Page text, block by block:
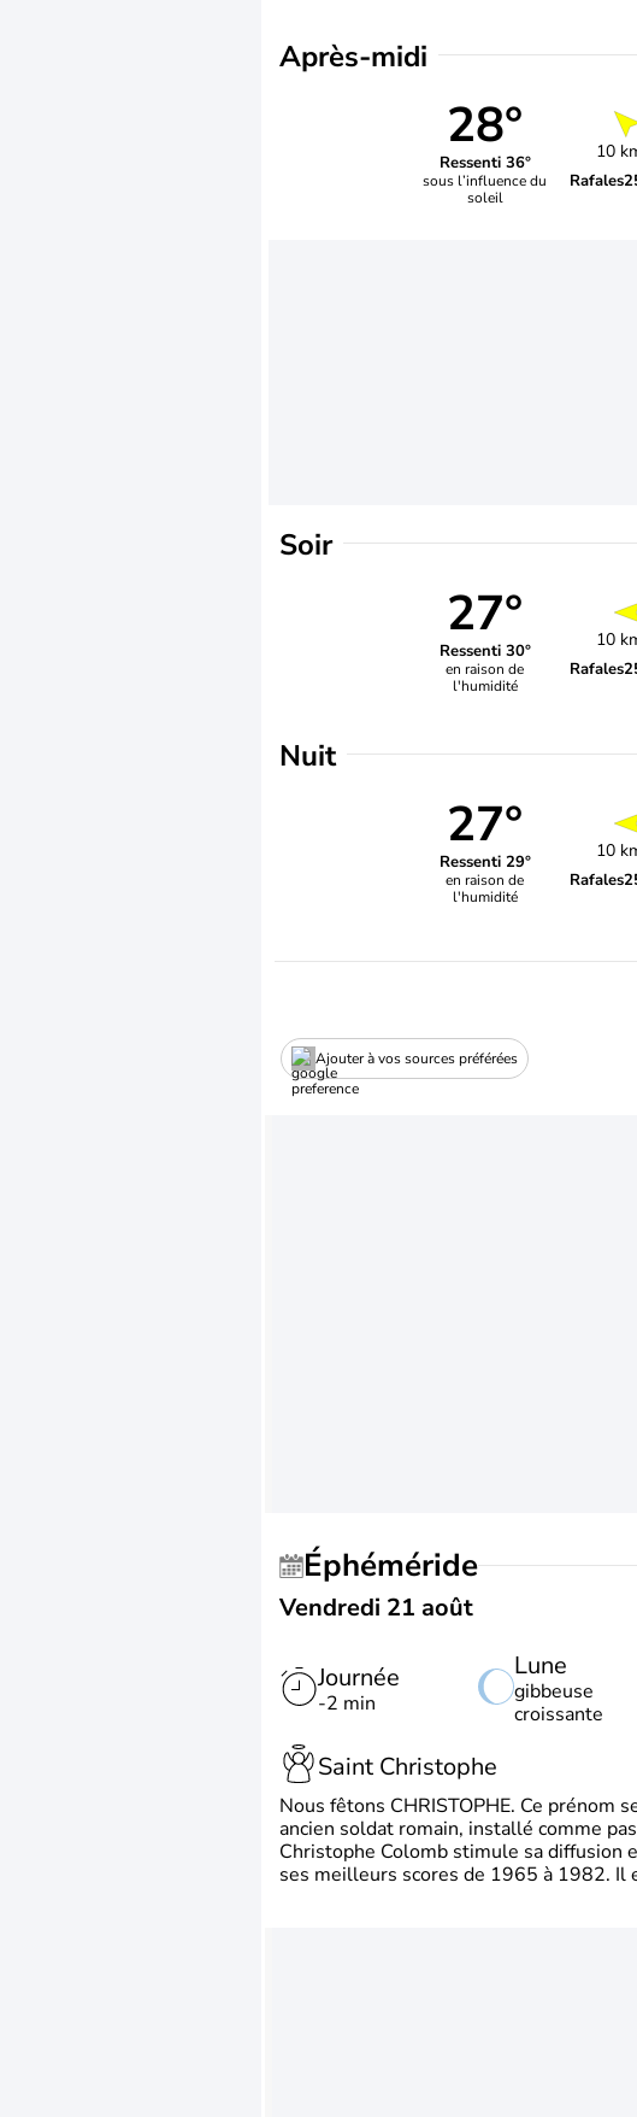
Après-midi
28°
Ressenti 36°
sous l’influence du
soleil
10
Rafales
Soir
27°
Ressenti 30°
en raison de
l'humidité
10
Rafales
Nuit
27°
Ressenti 29°
en raison de
l'humidité
10
Rafales
Ajouter à vos sources préférées
Éphéméride
Vendredi 21 août
Journée
-2 min
Lune
gibbeuse
croissante
Saint Christophe
Nous fêtons CHRISTOPHE. Ce prénom
ancien soldat romain, installé comme
Christophe Colomb stimule sa diffusion
ses meilleurs scores de 1965 à 1982. Il